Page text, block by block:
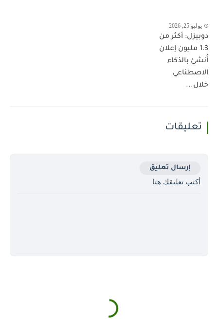
يوليو 25, 2026
دوبيزل: أكثر من
1.3 مليون إعلان
أُنشئ بالذكاء
الاصطناعي
خلال...
تعليقات
إرسال تعليق
أكتب تعليقك هتا